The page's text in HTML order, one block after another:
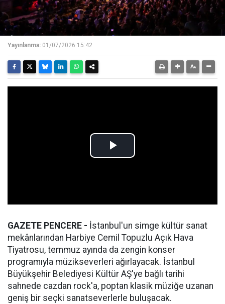
Yayınlanma: 01/07/2026 15:42
GAZETE PENCERE - İstanbul'un simge kültür sanat
mekânlarından Harbiye Cemil Topuzlu Açık Hava
Tiyatrosu, temmuz ayında da zengin konser
programıyla müzikseverleri ağırlayacak. İstanbul
Büyükşehir Belediyesi Kültür AŞ'ye bağlı tarihi
sahnede cazdan rock'a, poptan klasik müziğe uzanan
geniş bir seçki sanatseverlerle buluşacak.